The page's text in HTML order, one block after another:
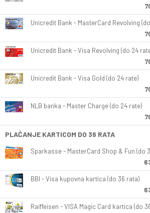
Unicredit Bank - MasterCard Revolving
Unicredit Bank - Visa Revolving (do 24
Unicredit Bank - Visa Gold (do 24 rate)
NLB banka - Master Charge (do 24 rate)
PLAĆANJE KARTICOM DO 36 RATA
Sparkasse - MasterCard Shop & Fun (do
BBI - Visa kupovna kartica (do 36 rata)
Raiffeisen - VISA Magic Card kartica (do